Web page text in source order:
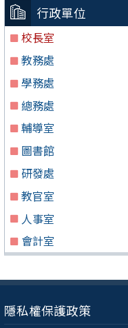
行政單位
校長室
教務處
學務處
總務處
輔導室
圖書館
研發處
教官室
人事室
會計室
隱私權保護政策